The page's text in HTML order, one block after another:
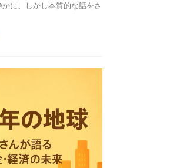
に、しかし本質的な話をさ